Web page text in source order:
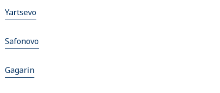
Yartsevo
Safonovo
Gagarin